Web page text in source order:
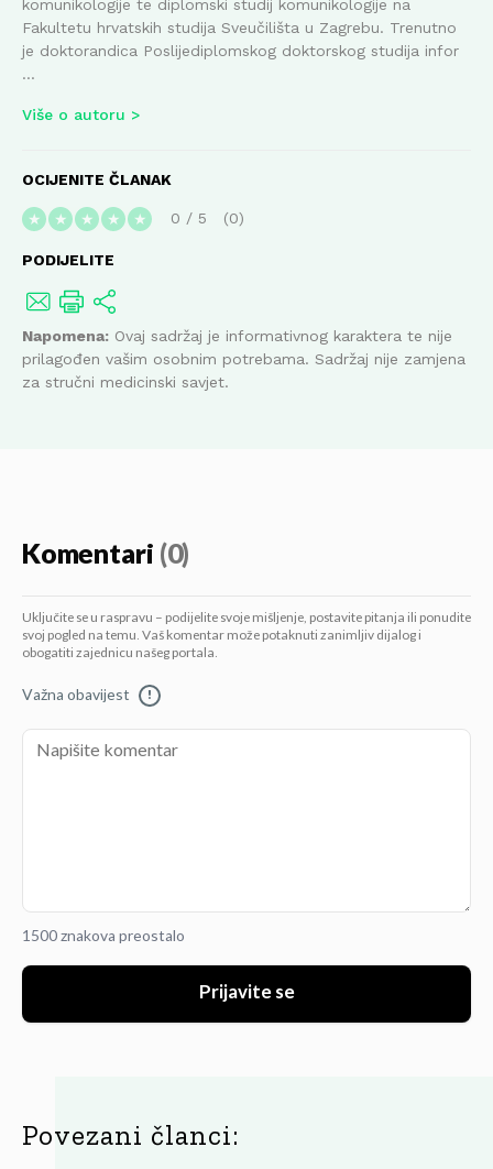
komunikologije te diplomski studij komunikologije na
Fakultetu hrvatskih studija Sveučilišta u Zagrebu. Trenutno
je doktorandica Poslijediplomskog doktorskog studija infor
...
Više o autoru
OCIJENITE ČLANAK
★ ★ ★ ★ ★ 0 / 5 0
PODIJELITE
Napomena: Ovaj sadržaj je informativnog karaktera te nije
prilagođen vašim osobnim potrebama. Sadržaj nije zamjena
za stručni medicinski savjet.
Komentari (0)
Uključite se u raspravu – podijelite svoje mišljenje, postavite pitanja ili ponudite
svoj pogled na temu. Vaš komentar može potaknuti zanimljiv dijalog i
obogatiti zajednicu našeg portala.
Važna obavijest !
1500 znakova preostalo
Prijavite se
Povezani članci: